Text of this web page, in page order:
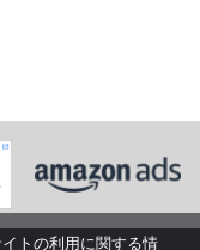
トの利用に関する情